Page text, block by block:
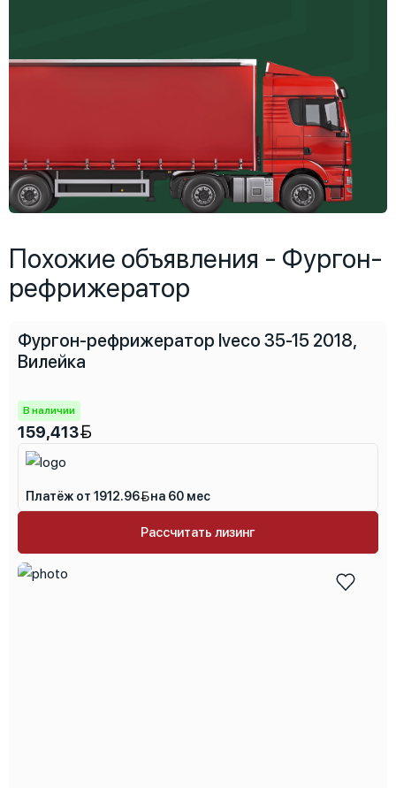
Похожие объявления - Фургон-
рефрижератор
Фургон-рефрижератор Iveco 35-15 2018,
Вилейка
В наличии
159,413
Платёж от 1912.96 на 60 мес
Рассчитать лизинг